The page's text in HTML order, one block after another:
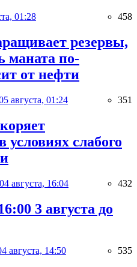
01:28 458
резервы,
маната по-
от нефти
августа, 01:24 351
слабого
04 августа, 16:04 432
3 августа до
августа, 14:50 535